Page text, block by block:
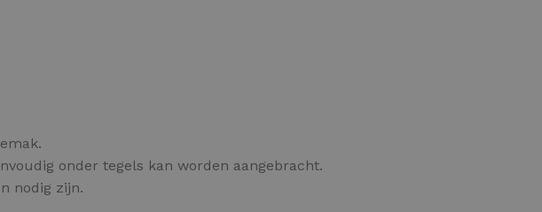
onder tegels kan worden aangebracht.
nodig zijn.